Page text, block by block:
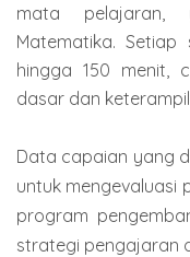
mata pelajaran,
Matematika.
hingga 150 menit,
dasar dan
Data capaian yang
untuk mengevaluasi
program
strategi pengajaran